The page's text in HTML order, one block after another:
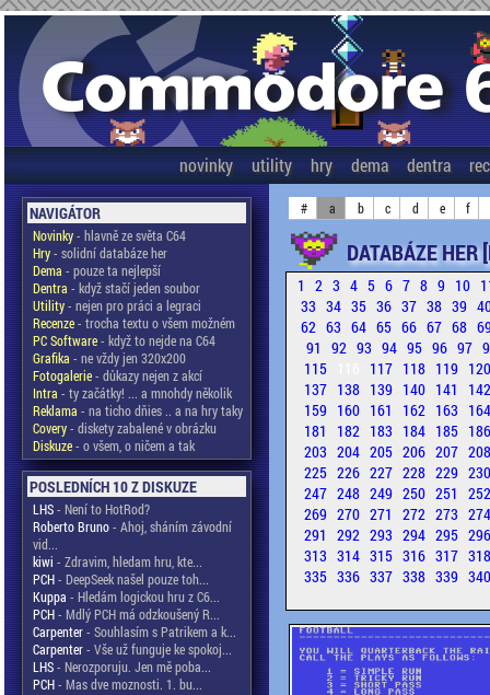
novinky utility hry dema dentra
NAVIGÁTOR
Novinky- hlavně ze světa C64
Hry- solidní databáze her
Dema - pouze ta nejlepší
Dentra - když stačí jeden soubor
Utility- nejen pro práci a legraci
Recenze- trocha textu o všem možném
PC Software- když to nejde na C64
Grafika - ne vždy jen 320x200
Fotogalerie- důkazy nejen z akcí
Intra - ty začátky! ... a mnohdy několik
Reklama - na ticho dňies .. a na hry taky
Covery- diskety zabalené v obrázku
Diskuze- o všem, o ničem a tak
POSLEDNÍCH 10 Z DISKUZE
LHS- Není to HotRod?
Roberto Bruno- Ahoj, sháním závodní
vid...
kiwi - Zdravim, hledam hru, kte...
PCH- DeepSeek našel pouze toh...
Kuppa - Hledám logickou hru z C6...
PCH- Mdlý PCH má odzkoušený R...
Carpenter- Souhlasím s Patrikem a k...
Carpenter- Vše už funguje ke spokoj...
LHS- Nerozporuju. Jen mě poba...
PCH- Mas dve moznosti. 1. bu...
# a b c d e f
DATABÁZE
1 2 3 4 5 6 7 8 9 10
33 34 35 36 37 38 39
62 63 64 65 66 67 68
91 92 93 94 95 96 97
115
117 118 119
137 138 139 140 141
159 160 161 162 163
181
182 183 184 185
203 204 205 206 207
225 226 227 228 229
247 248 249 250 251
269 270 271 272 273
291 292 293 294 295
313 314 315 316 317
335 336 337 338 339